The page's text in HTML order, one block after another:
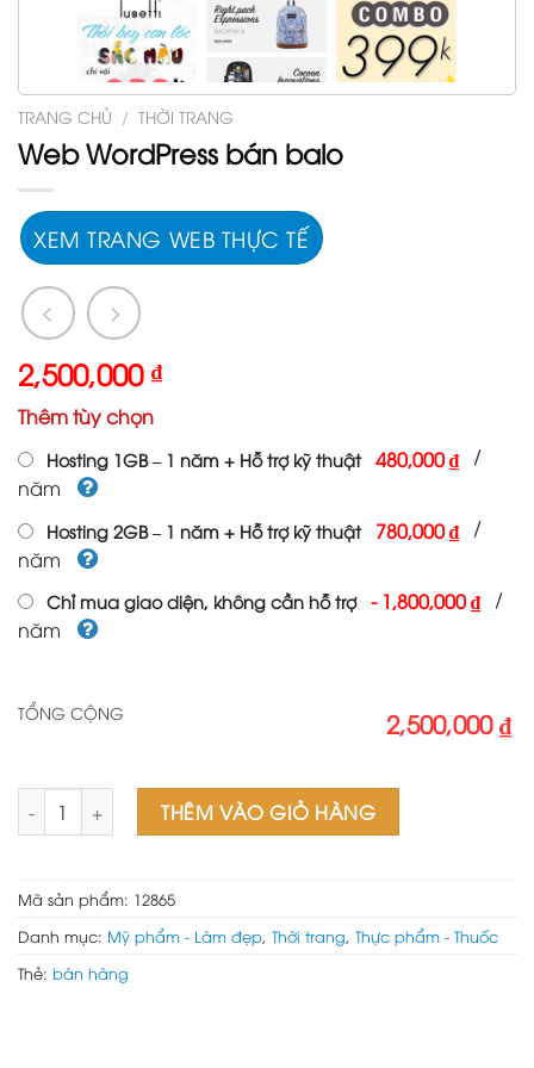
TRANG CHỦ / THỜI TRANG
Web WordPress bán balo
XEM TRANG WEB THỰC TẾ
2,500,000 ₫
Thêm tùy chọn
Hosting 1GB – 1 năm + Hỗ trợ kỹ thuật 480,000 ₫ /
năm
Hosting 2GB – 1 năm + Hỗ trợ kỹ thuật 780,000 ₫ /
năm
Chỉ mua giao diện, không cần hỗ trợ -1,800,000 ₫ /
năm
TỔNG CỘNG 2,500,000 ₫
Web Wordpress bán balo số lượng
THÊM VÀO GIỎ HÀNG
Mã sản phẩm: 12865
Danh mục: Mỹ phẩm - Làm đẹp, Thời trang, Thực phẩm - Thuốc
Thẻ: bán hàng